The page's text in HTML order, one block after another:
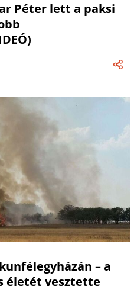
Péter lett a paksi
– a
életét vesztette